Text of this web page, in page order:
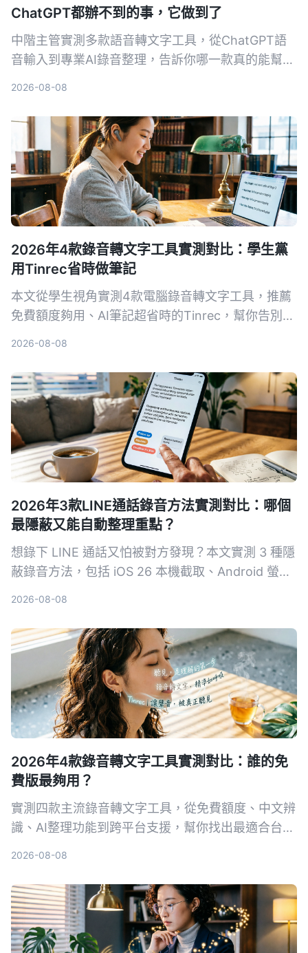
ChatGPT都辦不到的事，它做到了
中階主管實測多款語音轉文字工具，從ChatGPT語
音輸入到專業AI錄音整理，告訴你哪一款真的能幫你
2026-08-08
2026年4款錄音轉文字工具實測對比：學生黨
用Tinrec省時做筆記
本文從學生視角實測4款電腦錄音轉文字工具，推薦
免費額度夠用、AI筆記超省時的Tinrec，幫你告別手
2026-08-08
2026年3款LINE通話錄音方法實測對比：哪個
最隱蔽又能自動整理重點？
想錄下 LINE 通話又怕被對方發現？本文實測 3 種隱
蔽錄音方法，包括 iOS 26 本機截取、Android 螢幕
2026-08-08
2026年4款錄音轉文字工具實測對比：誰的免
費版最夠用？
實測四款主流錄音轉文字工具，從免費額度、中文辨
識、AI整理功能到跨平台支援，幫你找出最適合台灣
2026-08-08